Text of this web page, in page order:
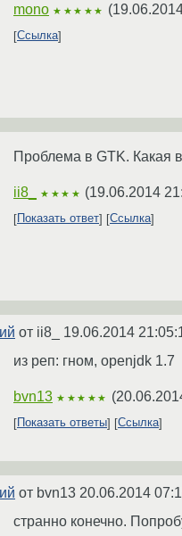
mono ★★★★★ (
Ссылка
Проблема в GTK. Какая
ii8_ ★★★★ (19.06.2014
Показать ответ Ссылка
от ii8_ 19.06.2014
из реп: гном, openjdk 1.7
bvn13 ★★★★★ (
Показать ответы
Ссылка
от bvn13 20.06.2014
странно конечно.